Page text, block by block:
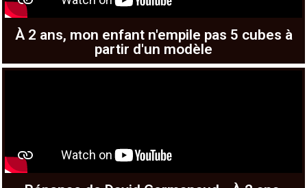
À 2 ans, mon enfant n'empile pas 5 cubes à
partir d'un modèle